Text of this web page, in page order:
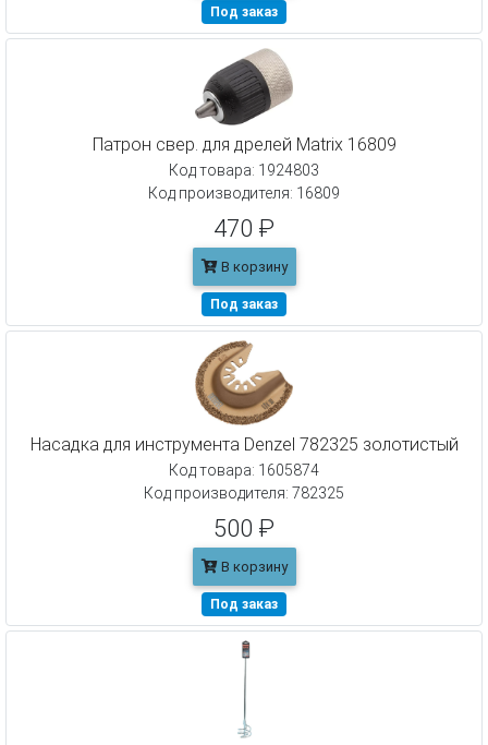
Под заказ
Патрон свер. для дрелей Matrix 16809
Код товара: 1924803
Код производителя: 16809
470 ₽
В корзину
Под заказ
Насадка для инструмента Denzel 782325 золотистый
Код товара: 1605874
Код производителя: 782325
500 ₽
В корзину
Под заказ